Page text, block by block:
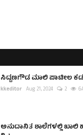
ಸಿದ್ದಣಗೌಡ ಮಾಲಿ ಪಾಟೀಲ
kkeditor Aug 21, 2024 2
ಅನುದಾನಿತ ಶಾಲೆಗಳಲ್ಲಿ ಖಾಲಿ